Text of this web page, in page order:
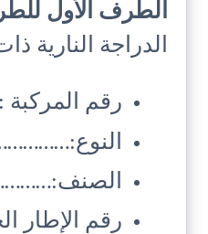
الطرف الأول
الدراجة النارية
رقم
رقم الإطار